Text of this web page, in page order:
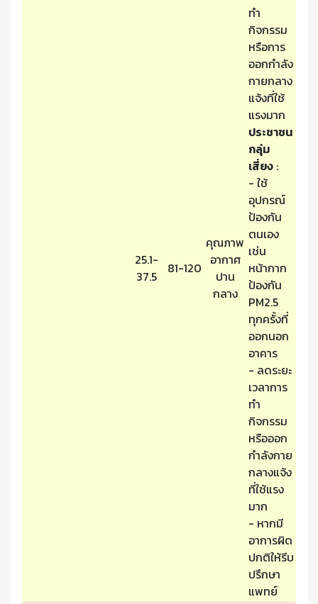
25.1-
37.5
81-120
คุณภาพ
อากาศ
ปาน
กลาง
ทำ
กิจกรรม
หรือการ
ออกกำลัง
กายกลาง
แจ้งที่ใช้
แรงมาก
ประชาชน
กลุ่ม
เสี่ยง :
- ใช้
อุปกรณ์
ป้องกัน
ตนเอง
เช่น
หน้ากาก
ป้องกัน
PM2.5
ทุกครั้งที่
ออกนอก
อาคาร
- ลดระยะ
เวลาการ
ทำ
กิจกรรม
หรือออก
กำลังกาย
กลางแจ้ง
ที่ใช้แรง
มาก
- หากมี
อาการผิด
ปกติให้รีบ
ปรึกษา
แพทย์